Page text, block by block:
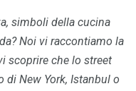
simboli della cucina
Noi vi raccontiamo la
scoprire che lo street
di New York, Istanbul o